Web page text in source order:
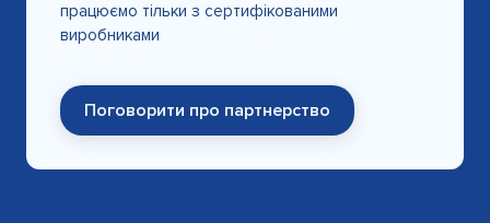
працюємо тільки з сертифікованими
виробниками
Поговорити про партнерство